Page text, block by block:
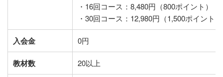
・16回コース：8,480円（800ポイント）
・30回コース：12,980円（1,500ポイント）
入会金 0円
教材数 20以上